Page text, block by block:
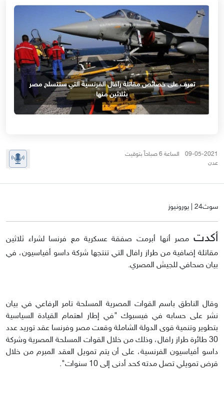
تعرف على خصائص مقاتلة رافال الفرنسية التي ستتسلح مصر
بثلاثين منها
09-05-2021 الساعة 6 صباحاً بتوقيت
عدن
سوث24 | يورونيوز
أكدت مصر أنها أبرمت صفقة عسكرية مع فرنسا لشراء ثلاثين
مقاتلة إضافية من طراز رافال التي تنتجها شركة داسو أفياسيون، في
بيان صحافي للجيش المصري.
وقال الناطق باسم القوات المصرية المسلحة تامر الرفاعي في بيان
نشر على حسابه في فيسبوك "في إطار اهتمام القيادة السياسية
بتطوير وتنمية قوى الدولة الشاملة وقعت مصر وفرنسا عقد توريد عدد
30 طائرة طراز رافال، وذلك من خلال القوات المسلحة المصرية وشركة
داسو أفياسيون الفرنسية، على أن يتم تمويل العقد المبرم من خلال
قرض تمويلي تصل مدته كحد أدنى إلى 10 سنوات".